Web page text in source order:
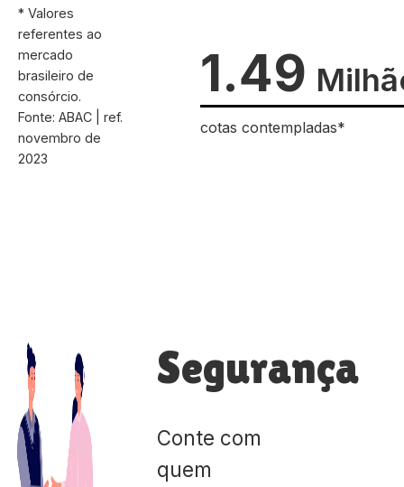
* Valores
referentes ao
mercado
brasileiro de
consórcio.
Fonte: ABAC | ref.
novembro de
2023
1.49
cotas contempladas*
Segurança
Conte com
quem